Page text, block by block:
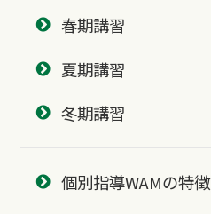
春期講習
夏期講習
冬期講習
個別指導WAMの特徴